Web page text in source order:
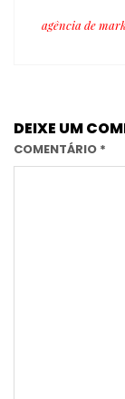
agência de
DEIXE UM
COMENTÁRIO *